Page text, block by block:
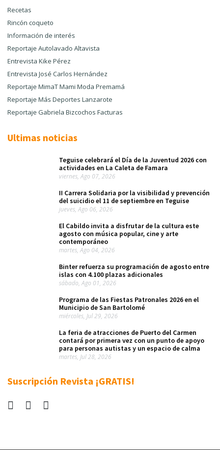
Recetas
Rincón coqueto
Información de interés
Reportaje Autolavado Altavista
Entrevista Kike Pérez
Entrevista José Carlos Hernández
Reportaje MimaT Mami Moda Premamá
Reportaje Más Deportes Lanzarote
Reportaje Gabriela Bizcochos Facturas
Ultimas noticias
Teguise celebrará el Día de la Juventud 2026 con
actividades en La Caleta de Famara
viernes, Ago 07, 2026
II Carrera Solidaria por la visibilidad y prevención
del suicidio el 11 de septiembre en Teguise
jueves, Ago 06, 2026
El Cabildo invita a disfrutar de la cultura este
agosto con música popular, cine y arte
contemporáneo
martes, Ago 04, 2026
Binter refuerza su programación de agosto entre
islas con 4.100 plazas adicionales
sábado, Ago 01, 2026
Programa de las Fiestas Patronales 2026 en el
Municipio de San Bartolomé
miércoles, Jul 29, 2026
La feria de atracciones de Puerto del Carmen
contará por primera vez con un punto de apoyo
para personas autistas y un espacio de calma
martes, Jul 28, 2026
Suscripción Revista ¡GRATIS!